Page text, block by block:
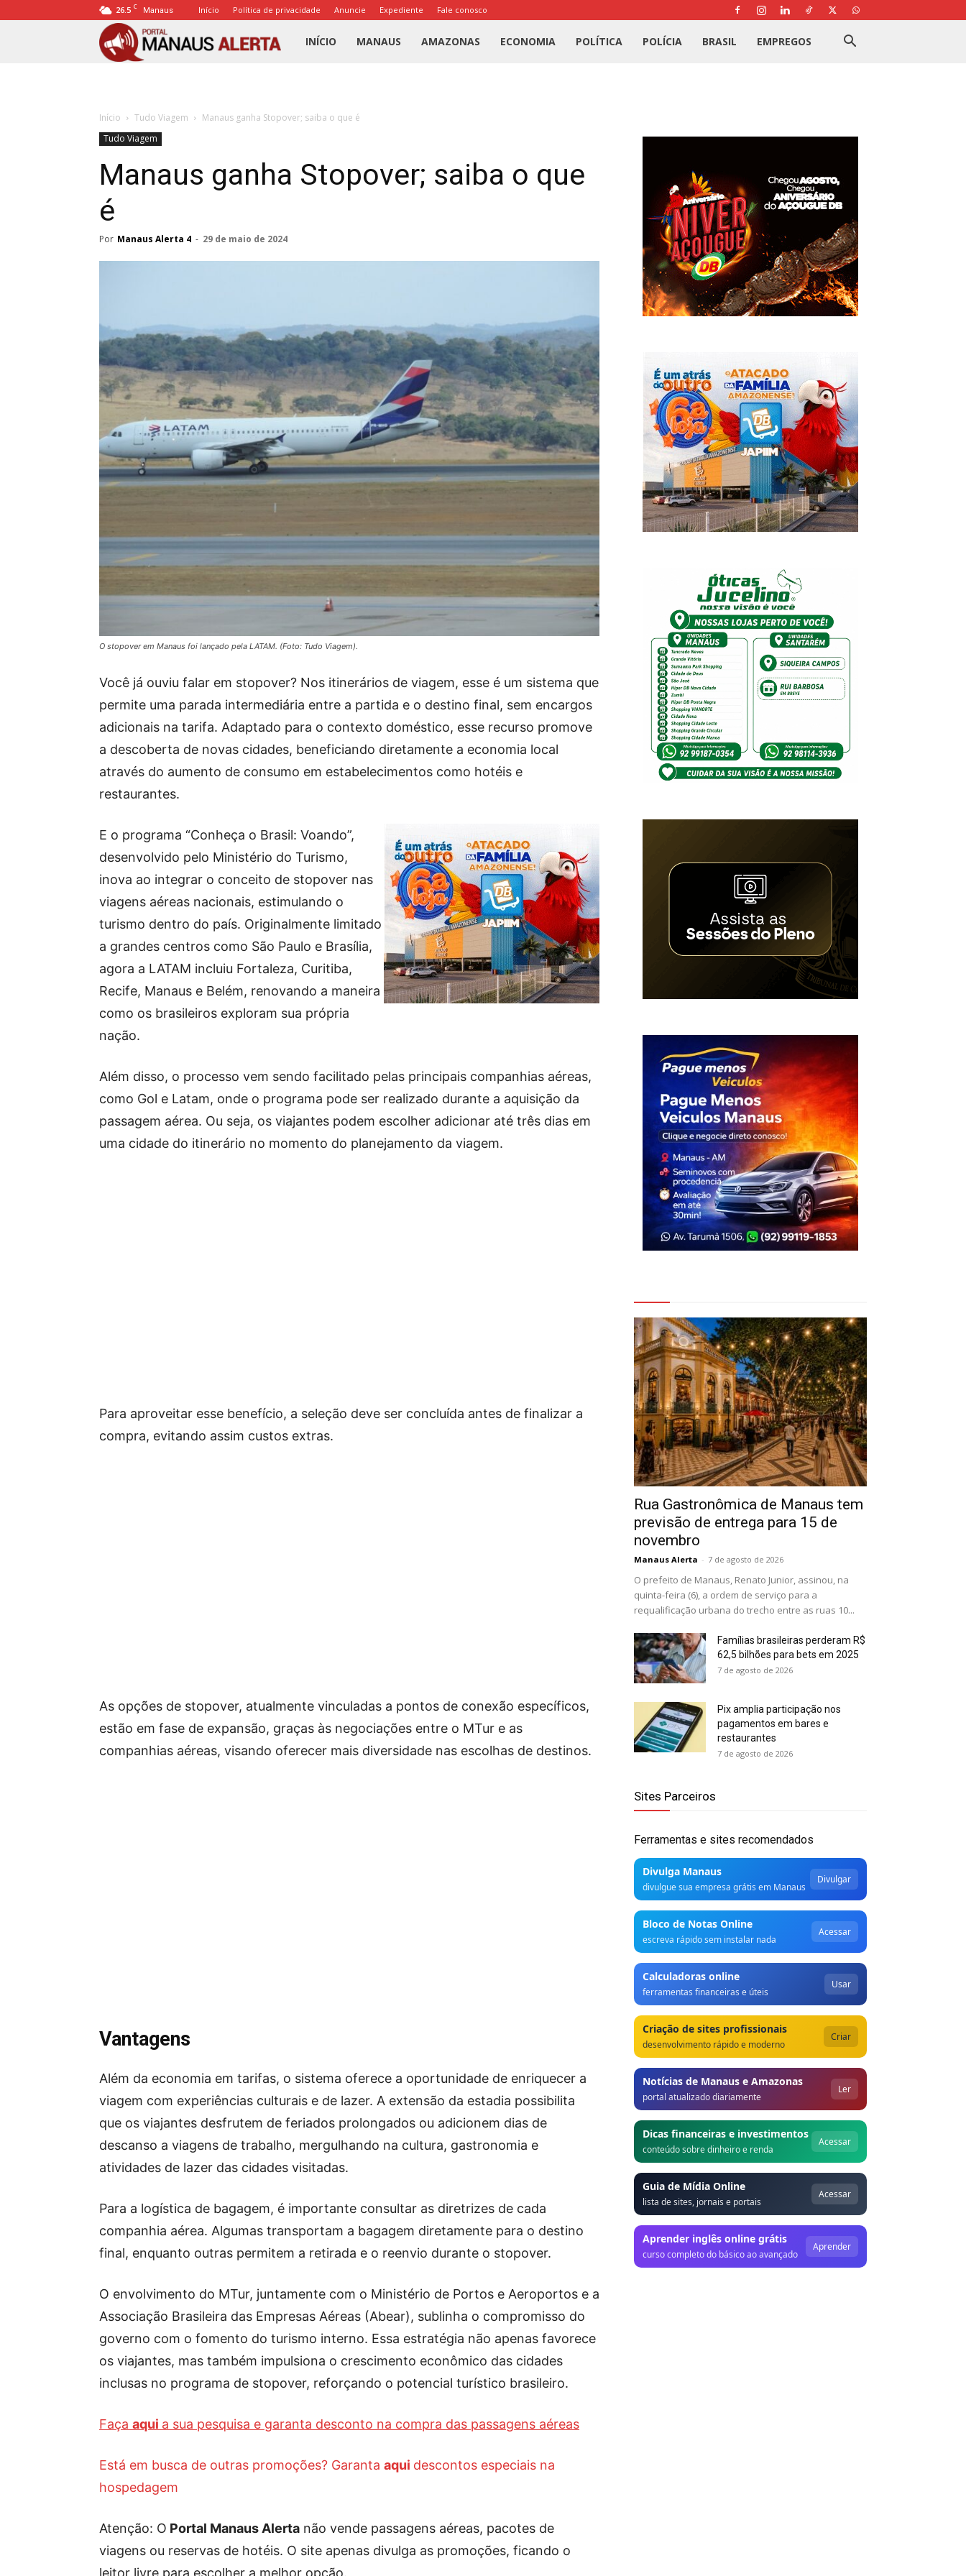
26.5 C Manaus Início Política de privacidade Anuncie Expediente Fale conosco
Portal
Alerta
INÍCIO MANAUS AMAZONAS ECONOMIA POLÍTICA POLÍCIA BRASIL EMPREGOS
Início Tudo Viagem
Manaus ganha Stopover; saiba o que é
Tudo Viagem
Manaus ganha Stopover; saiba o que
é
Por Manaus Alerta 4 - 29 de maio de 2024
O stopover em Manaus foi lançado pela LATAM. (Foto: Tudo Viagem).
Você já ouviu falar em stopover? Nos itinerários de viagem, esse é um sistema que
permite uma parada intermediária entre a partida e o destino final, sem encargos
adicionais na tarifa. Adaptado para o contexto doméstico, esse recurso promove
a descoberta de novas cidades, beneficiando diretamente a economia local
através do aumento de consumo em estabelecimentos como hotéis e
restaurantes.
E o programa “Conheça o Brasil: Voando”,
desenvolvido pelo Ministério do Turismo,
inova ao integrar o conceito de stopover nas
viagens aéreas nacionais, estimulando o
turismo dentro do país. Originalmente limitado
a grandes centros como São Paulo e Brasília,
agora a LATAM incluiu Fortaleza, Curitiba,
Recife, Manaus e Belém, renovando a maneira
como os brasileiros exploram sua própria
nação.
Além disso, o processo vem sendo facilitado pelas principais companhias aéreas,
como Gol e Latam, onde o programa pode ser realizado durante a aquisição da
passagem aérea. Ou seja, os viajantes podem escolher adicionar até três dias em
uma cidade do itinerário no momento do planejamento da viagem.
Para aproveitar esse benefício, a seleção deve ser concluída antes de finalizar a
compra, evitando assim custos extras.
As opções de stopover, atualmente vinculadas a pontos de conexão específicos,
estão em fase de expansão, graças às negociações entre o MTur e as
companhias aéreas, visando oferecer mais diversidade nas escolhas de destinos.
Vantagens
Além da economia em tarifas, o sistema oferece a oportunidade de enriquecer a
viagem com experiências culturais e de lazer. A extensão da estadia possibilita
que os viajantes desfrutem de feriados prolongados ou adicionem dias de
descanso a viagens de trabalho, mergulhando na cultura, gastronomia e
atividades de lazer das cidades visitadas.
Para a logística de bagagem, é importante consultar as diretrizes de cada
companhia aérea. Algumas transportam a bagagem diretamente para o destino
final, enquanto outras permitem a retirada e o reenvio durante o stopover.
O envolvimento do MTur, juntamente com o Ministério de Portos e Aeroportos e a
Associação Brasileira das Empresas Aéreas (Abear), sublinha o compromisso do
governo com o fomento do turismo interno. Essa estratégia não apenas favorece
os viajantes, mas também impulsiona o crescimento econômico das cidades
inclusas no programa de stopover, reforçando o potencial turístico brasileiro.
Faça aqui a sua pesquisa e garanta desconto na compra das passagens aéreas
Está em busca de outras promoções? Garanta aqui descontos especiais na
hospedagem
Atenção: O Portal Manaus Alerta não vende passagens aéreas, pacotes de
viagens ou reservas de hotéis. O site apenas divulga as promoções, ficando o
leitor livre para escolher a melhor opção.
Rua Gastronômica de Manaus tem
previsão de entrega para 15 de
novembro
Manaus Alerta - 7 de agosto de 2026
O prefeito de Manaus, Renato Junior, assinou, na
quinta-feira (6), a ordem de serviço para a
requalificação urbana do trecho entre as ruas 10...
Famílias brasileiras perderam R$
62,5 bilhões para bets em 2025
7 de agosto de 2026
Pix amplia participação nos
pagamentos em bares e
restaurantes
7 de agosto de 2026
Sites Parceiros
Ferramentas e sites recomendados
Divulga Manaus
divulgue sua empresa grátis em Manaus
Divulgar
Bloco de Notas Online
escreva rápido sem instalar nada
Acessar
Calculadoras online
ferramentas financeiras e úteis
Usar
Criação de sites profissionais
desenvolvimento rápido e moderno
Criar
Notícias de Manaus e Amazonas
portal atualizado diariamente
Ler
Dicas financeiras e investimentos
conteúdo sobre dinheiro e renda
Acessar
Guia de Mídia Online
lista de sites, jornais e portais
Acessar
Aprender inglês online grátis
curso completo do básico ao avançado
Aprender